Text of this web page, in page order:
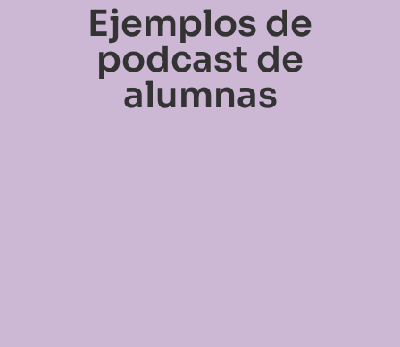
Ejemplos de
podcast de
alumnas